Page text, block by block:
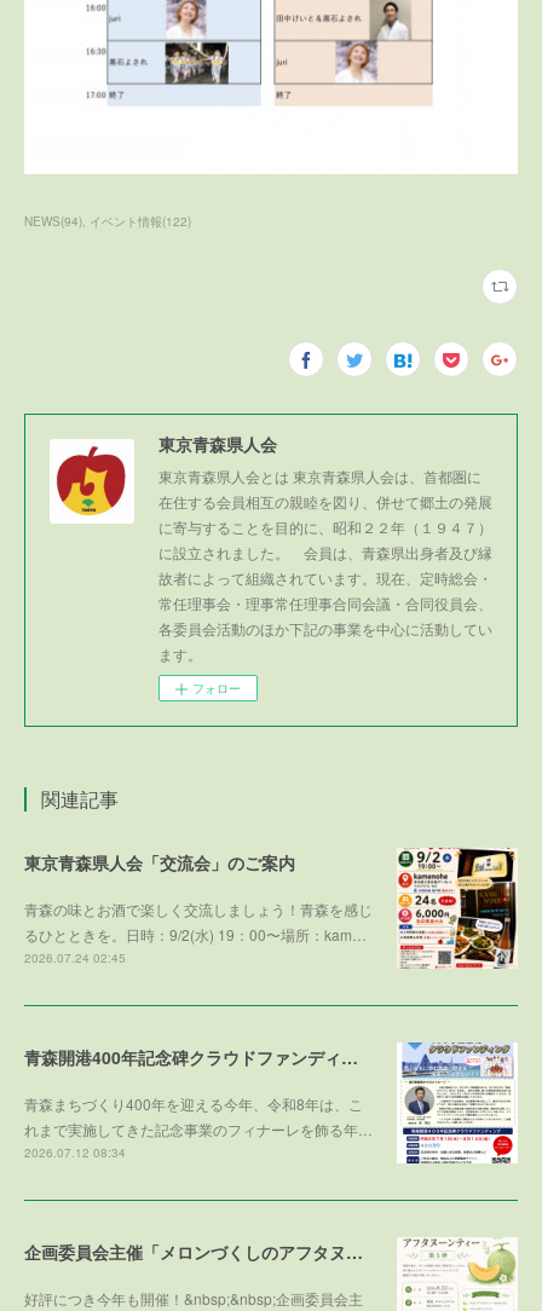
NEWS(94) イベント情報(122)
東京青森県人会
東京青森県人会とは 東京青森県人会は、首都圏に
在住する会員相互の親睦を図り、併せて郷土の発展
に寄与することを目的に、昭和２２年（１９４７）
に設立されました。 会員は、青森県出身者及び縁
故者によって組織されています。現在、定時総会・
常任理事会・理事常任理事合同会議・合同役員会、
各委員会活動のほか下記の事業を中心に活動してい
ます。
フォロー
関連記事
東京青森県人会「交流会」のご案内
青森の味とお酒で楽しく交流しましょう！青森を感じ
るひとときを。日時：9/2(水) 19：00〜場所：kam…
2026.07.24 02:45
青森開港400年記念碑クラウドファンディング
青森まちづくり400年を迎える今年、令和8年は、こ
れまで実施してきた記念事業のフィナーレを飾る年…
2026.07.12 08:34
企画委員会主催「メロンづくしのアフタヌーンティー 第５弾 ～メロンで残暑を乗り切ろう～」参加者募集！
好評につき今年も開催！&nbsp;&nbsp;企画委員会主